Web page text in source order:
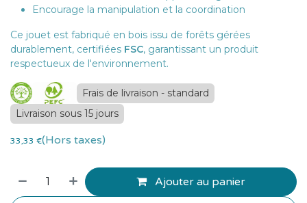
Encourage la manipulation et la coordination
Ce jouet est fabriqué en bois issu de forêts gérées
durablement, certifiées FSC, garantissant un produit
respectueux de l'environnement.
Frais de livraison - standard
Livraison sous 15 jours
33,33 €(Hors taxes)
Ajouter au panier